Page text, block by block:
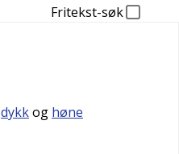
Fritekst-søk
dykkog høne